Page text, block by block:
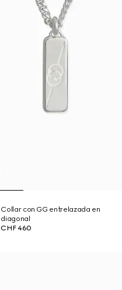
Collar con GG entrelazada en
diagonal
CHF 460